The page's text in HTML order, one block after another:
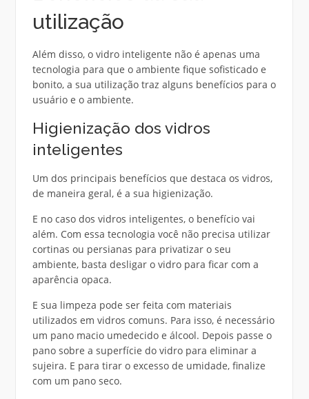
utilização
Além disso, o vidro inteligente não é apenas uma
tecnologia para que o ambiente fique sofisticado e
bonito, a sua utilização traz alguns benefícios para o
usuário e o ambiente.
Higienização dos vidros
inteligentes
Um dos principais benefícios que destaca os vidros,
de maneira geral, é a sua higienização.
E no caso dos vidros inteligentes, o benefício vai
além. Com essa tecnologia você não precisa utilizar
cortinas ou persianas para privatizar o seu
ambiente, basta desligar o vidro para ficar com a
aparência opaca.
E sua limpeza pode ser feita com materiais
utilizados em vidros comuns. Para isso, é necessário
um pano macio umedecido e álcool. Depois passe o
pano sobre a superfície do vidro para eliminar a
sujeira. E para tirar o excesso de umidade, finalize
com um pano seco.